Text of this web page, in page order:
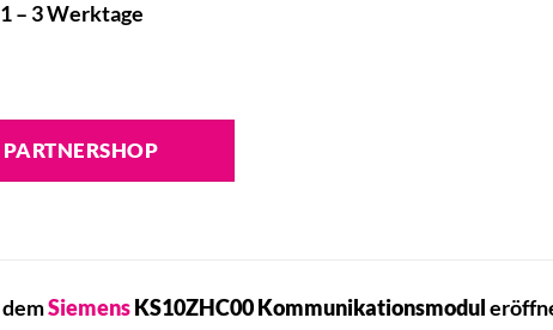
– 3 Werktage
Siemens KS10ZHC00 Kommunikationsmodul